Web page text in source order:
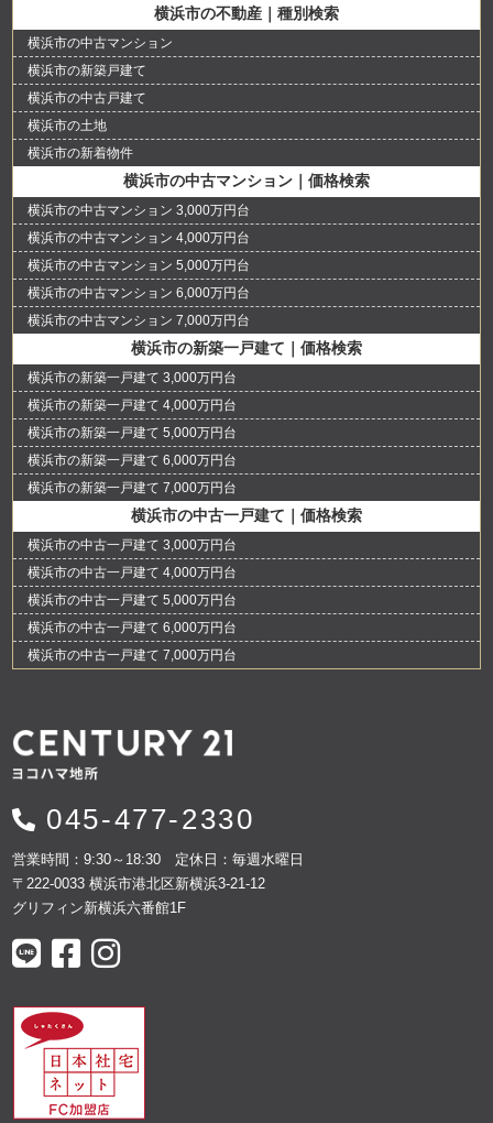
横浜市の不動産｜種別検索
横浜市の中古マンション
横浜市の新築戸建て
横浜市の中古戸建て
横浜市の土地
横浜市の新着物件
横浜市の中古マンション｜価格検索
横浜市の中古マンション 3,000万円台
横浜市の中古マンション 4,000万円台
横浜市の中古マンション 5,000万円台
横浜市の中古マンション 6,000万円台
横浜市の中古マンション 7,000万円台
横浜市の新築一戸建て｜価格検索
横浜市の新築一戸建て 3,000万円台
横浜市の新築一戸建て 4,000万円台
横浜市の新築一戸建て 5,000万円台
横浜市の新築一戸建て 6,000万円台
横浜市の新築一戸建て 7,000万円台
横浜市の中古一戸建て｜価格検索
横浜市の中古一戸建て 3,000万円台
横浜市の中古一戸建て 4,000万円台
横浜市の中古一戸建て 5,000万円台
横浜市の中古一戸建て 6,000万円台
横浜市の中古一戸建て 7,000万円台
045-477-2330
営業時間：9:30～18:30 定休日：毎週水曜日
〒222-0033 横浜市港北区新横浜3-21-12
グリフィン新横浜六番館1F